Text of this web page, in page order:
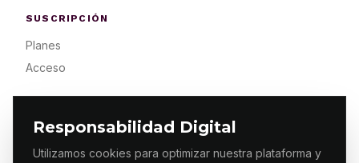
Responsabilidad Digital
Utilizamos cookies para optimizar nuestra plataforma y
SUSCRIPCIÓN
Planes
Acceso